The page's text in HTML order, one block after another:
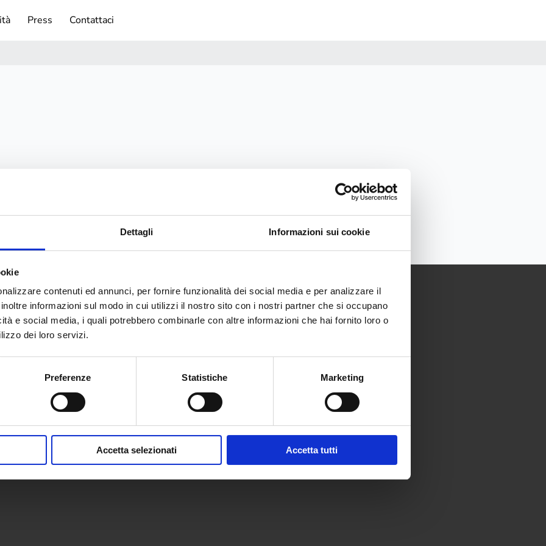
Dettagli Informazioni sui cookie
contenuti ed annunci, per fornire funzionalità dei social media e per analizzare il
informazioni sul modo in cui utilizzi il nostro sito con i nostri partner che si occupano
e social media, i quali potrebbero combinarle con altre informazioni che hai fornito loro o
dei loro servizi.
Preferenze Statistiche Marketing
Accetta selezionati Accetta tutti
Press Contattaci
e impianti
di gestione
Press
Privacy Policy